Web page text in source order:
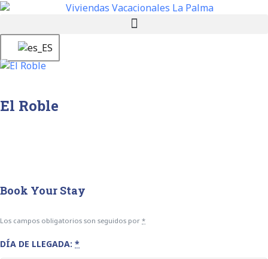
El Roble
Book Your Stay
Los campos obligatorios son seguidos por *
DÍA DE LLEGADA: *